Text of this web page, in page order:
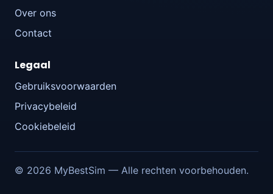
Over ons
Contact
Legaal
Gebruiksvoorwaarden
Privacybeleid
Cookiebeleid
© 2026 MyBestSim — Alle rechten voorbehouden.